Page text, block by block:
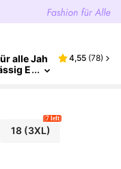
alle Jah
E
Sets
4,55 (78)
18(3XL)
7 left